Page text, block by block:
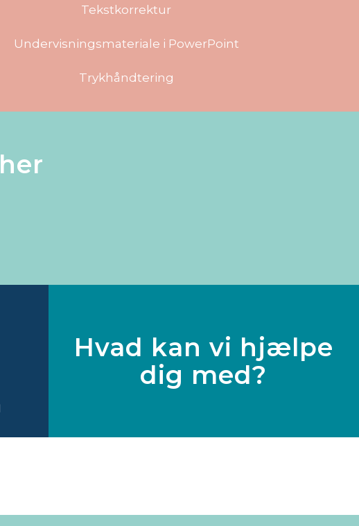
Tekstkorrektur
Undervisningsmateriale i PowerPoint
Trykhåndtering
Hvad kan vi hjælpe
dig med?